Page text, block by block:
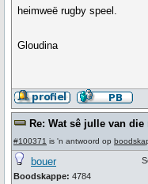
heimweë rugby speel.
Gloudina
Re: Wat sê julle van
#100371 is 'n antwoord op
bouer
Boodskappe: 4784